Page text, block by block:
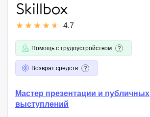
4.7
Помощь с трудоустройством
Возврат средств
Мастер презентации и публичных
выступлений